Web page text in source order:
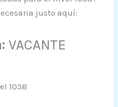
justo aquí:
VACANTE
1038